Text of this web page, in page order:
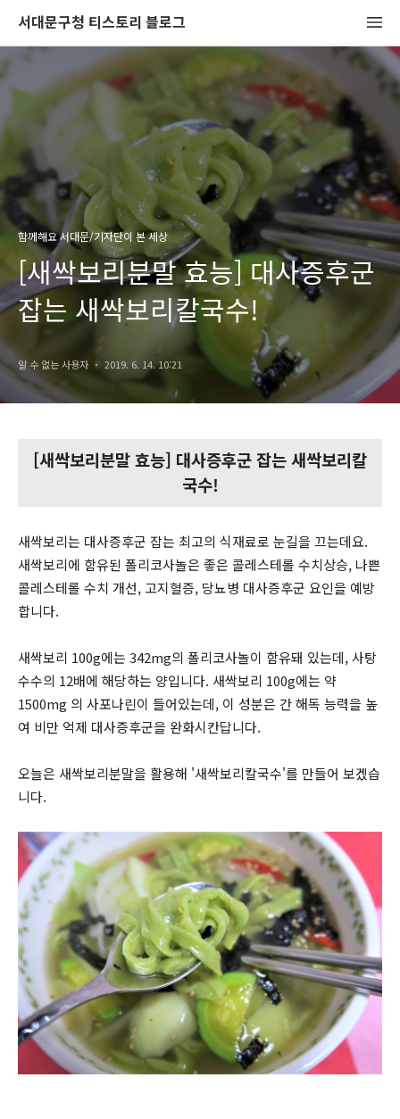
서대문구청 티스토리 블로그
함께해요 서대문/기자단이 본 세상
[새싹보리분말 효능] 대사증후군
잡는 새싹보리칼국수!
알 수 없는 사용자 2019. 6. 14. 10:21
[새싹보리분말 효능] 대사증후군 잡는 새싹보리칼
국수!
새싹보리는 대사증후군 잡는 최고의 식재료로 눈길을 끄는데요.
새싹보리에 함유된 폴리코사놀은 좋은 콜레스테롤 수치상승, 나쁜
콜레스테롤 수치 개선, 고지혈증, 당뇨병 대사증후군 요인을 예방
합니다.
새싹보리 100g에는 342mg의 폴리코사놀이 함유돼 있는데, 사탕
수수의 12배에 해당하는 양입니다. 새싹보리 100g에는 약
1500mg 의 사포나린이 들어있는데, 이 성분은 간 해독 능력을 높
여 비만 억제 대사증후군을 완화시칸답니다.
오늘은 새싹보리분말을 활용해 '새싹보리칼국수'를 만들어 보겠습
니다.